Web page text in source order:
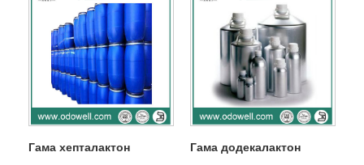
Гама хепталактон Гама додекалактон